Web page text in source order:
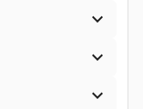


